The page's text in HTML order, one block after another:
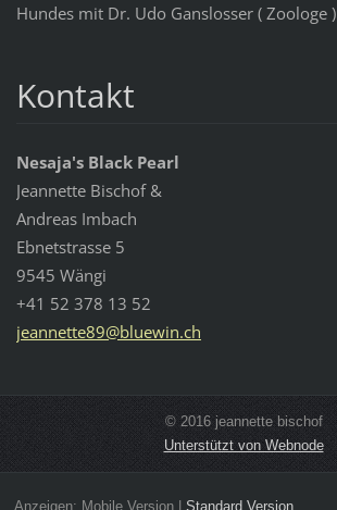
Hundes mit Dr. Udo Ganslosser ( Zoologe )
Kontakt
Nesaja's Black Pearl
Jeannette Bischof &
Andreas Imbach
Ebnetstrasse 5
9545 Wängi
+41 52 378 13 52
jeannette89@bluewin.ch
© 2016 jeannette bischof
Unterstützt von Webnode
Anzeigen: Mobile Version| Standard Version